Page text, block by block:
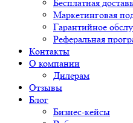
Бесплатная
Маркетинговая
Гарантийное
Реферальная
Контакты
О компании
Дилерам
Отзывы
Блог
Бизнес-кейсы